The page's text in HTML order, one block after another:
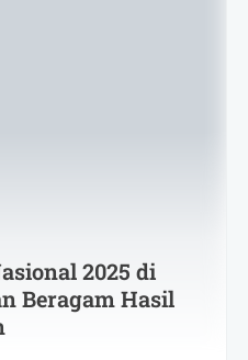
2025 di
Beragam Hasil